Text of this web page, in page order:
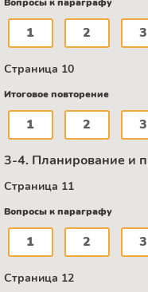
1 2 3
Страница 10
Итоговое повторение
1 2 3
3-4. Планирование и
Страница 11
Вопросы к параграфу
1 2 3
Страница 12